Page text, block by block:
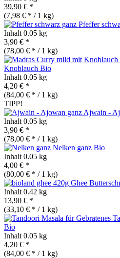
39,90 € *
(7,98 € * / 1 kg)
Pfeffer
Inhalt 0.05 kg
3,90 € *
(78,00 € * / 1 kg)
Knoblauch Bio
Inhalt 0.05 kg
4,20 € *
(84,00 € * / 1 kg)
TIPP!
Ajwain -
Inhalt 0.05 kg
3,90 € *
(78,00 € * / 1 kg)
Nelken ganz Bio
Inhalt 0.05 kg
4,00 € *
(80,00 € * / 1 kg)
Ghee
Inhalt 0.42 kg
13,90 € *
(33,10 € * / 1 kg)
Bio
Inhalt 0.05 kg
4,20 € *
(84,00 € * / 1 kg)